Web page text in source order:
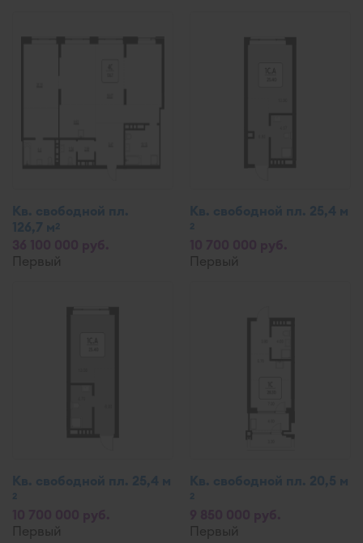
Кв. свободной пл.
126,7 м2
Первый
Кв. свободной пл. 25,4 м
2
Первый
Кв. свободной пл. 25,4 м
2
Первый
Кв. свободной пл. 20,5 м
2
Первый